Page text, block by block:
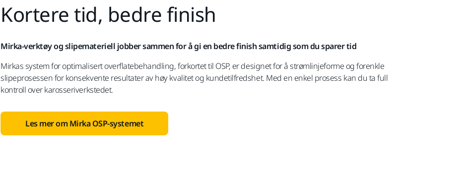
Kortere tid, bedre finish
Mirka-verktøy og slipemateriell jobber sammen for å gi en bedre finish samtidig som du sparer tid
Mirkas system for optimalisert overflatebehandling, forkortet til OSP, er designet for å strømlinjeforme og forenkle
slipeprosessen for konsekvente resultater av høy kvalitet og kundetilfredshet. Med en enkel prosess kan du ta full
kontroll over karosseriverkstedet.
Les mer om Mirka OSP-systemet